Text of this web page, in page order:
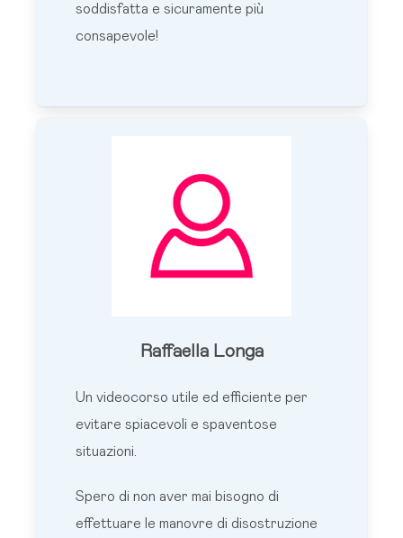
soddisfatta e sicuramente più
consapevole!
Raffaella Longa
Un videocorso utile ed efficiente per
evitare spiacevoli e spaventose
situazioni.
Spero di non aver mai bisogno di
effettuare le manovre di disostruzione